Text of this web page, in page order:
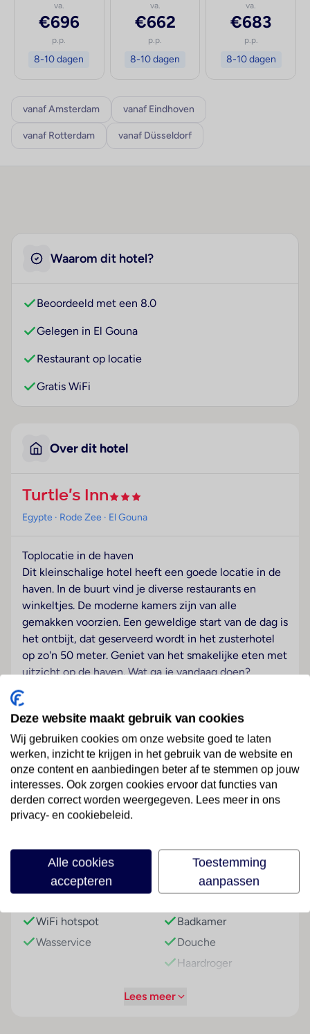
va.
€696
p.p.
8-10 dagen
va.
€662
p.p.
8-10 dagen
va.
€683
p.p.
8-10 dagen
vanaf Amsterdam vanaf Eindhoven
vanaf Rotterdam vanaf Düsseldorf
Waarom dit hotel?
Beoordeeld met een 8.0
Gelegen in El Gouna
Restaurant op locatie
Gratis WiFi
Over dit hotel
Turtle's Inn
Egypte · Rode Zee · El Gouna
Toplocatie in de haven
Dit kleinschalige hotel heeft een goede locatie in de
haven. In de buurt vind je diverse restaurants en
winkeltjes. De moderne kamers zijn van alle
gemakken voorzien. Een geweldige start van de dag is
het ontbijt, dat geserveerd wordt in het zusterhotel
op zo'n 50 meter. Geniet van het smakelijke eten met
uitzicht op de haven. Wat ga je vandaag doen?
Zwemmen in zee, snorkelen of de stad ontdekken?
Het wordt in elk geval een leuke dag.
Onafhankelijk duurzaamheidslabel
Je verblijft in een accommodatie met onafhankelijk
duurzaamheidslabel
Je steunt de lokale economie en gemeenschap via de
TUI Care Foundation
Je investeert in projecten met als doel het versnellen
benoemd in onze duurzaamheidsagenda, denk hierbij
aan hernieuwbare energie en nieuwe generatie
mobiliteit
Overige informatie
officiële classificatie: 3 sterren
onze classificatie: 3 sterren
totaal aantal kamers/ appartementen: 28
Lees meer
Faciliteiten
Aantal kamers (totaal)
: 28
Zandstrand
WiFi hotspot
Wasservice
Badkamer
Douche
Haardroger
Lees meer
Deze website maakt gebruik van cookies
Wij gebruiken cookies om onze website goed te laten
werken, inzicht te krijgen in het gebruik van de website en
onze content en aanbiedingen beter af te stemmen op jouw
interesses. Ook zorgen cookies ervoor dat functies van
derden correct worden weergegeven. Lees meer in ons
privacy- en cookiebeleid.
Alle cookies
accepteren
Toestemming
aanpassen